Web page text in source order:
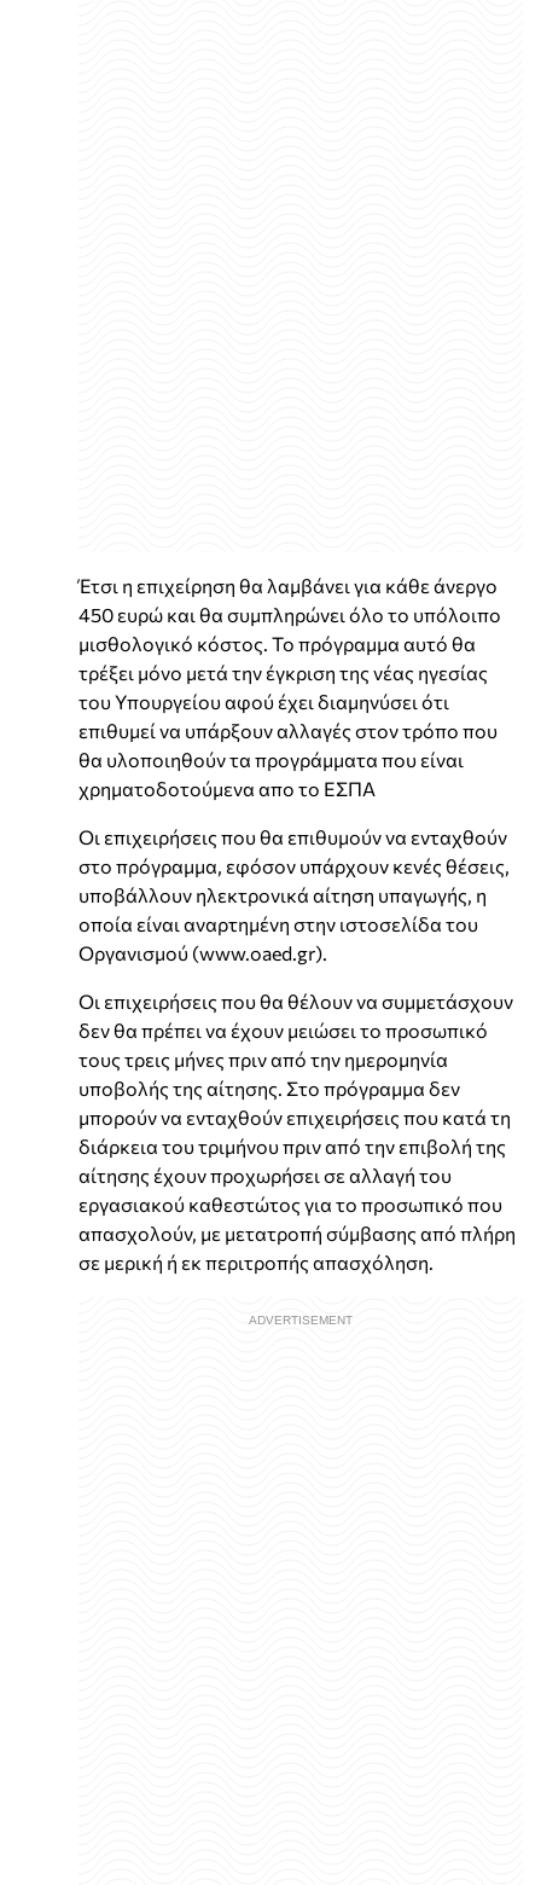
Έτσι η επιχείρηση θα λαμβάνει για κάθε άνεργο
450 ευρώ και θα συμπληρώνει όλο το υπόλοιπο
μισθολογικό κόστος. Το πρόγραμμα αυτό θα
τρέξει μόνο μετά την έγκριση της νέας ηγεσίας
του Υπουργείου αφού έχει διαμηνύσει ότι
επιθυμεί να υπάρξουν αλλαγές στον τρόπο που
θα υλοποιηθούν τα προγράμματα που είναι
χρηματοδοτούμενα απο το ΕΣΠΑ
Οι επιχειρήσεις που θα επιθυμούν να ενταχθούν
στο πρόγραμμα, εφόσον υπάρχουν κενές θέσεις,
υποβάλλουν ηλεκτρονικά αίτηση υπαγωγής, η
οποία είναι αναρτημένη στην ιστοσελίδα του
Οργανισμού (www.oaed.gr).
Οι επιχειρήσεις που θα θέλουν να συμμετάσχουν
δεν θα πρέπει να έχουν μειώσει το προσωπικό
τους τρεις μήνες πριν από την ημερομηνία
υποβολής της αίτησης. Στο πρόγραμμα δεν
μπορούν να ενταχθούν επιχειρήσεις που κατά τη
διάρκεια του τριμήνου πριν από την επιβολή της
αίτησης έχουν προχωρήσει σε αλλαγή του
εργασιακού καθεστώτος για το προσωπικό που
απασχολούν, με μετατροπή σύμβασης από πλήρη
σε μερική ή εκ περιτροπής απασχόληση.